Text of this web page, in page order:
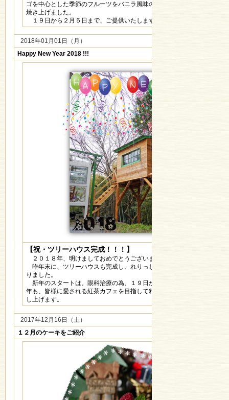
ゴを中心とした季節のフルーツをバニラ風味のカスタードクリームで
焼き上げました。
１９日から２月５日まで、ご提供いたします。
2018年01月01日（月）
Happy New Year 2018 !!!
【祝・ツリーハウス完成！！！ 】
２０１８年、明けましておめでとうございます。
昨年末に、ツリーハウスも完成し、れりっしゅの森に、癒しの空間が
りました。
新年のスタートは、眼科治療の為、１９日からと、お待たせいたしま
年も、皆様に愛される紅茶カフェを目指して精進致しますので、宜しく
し上げます。
2017年12月16日（土）
１２月のケーキをご紹介